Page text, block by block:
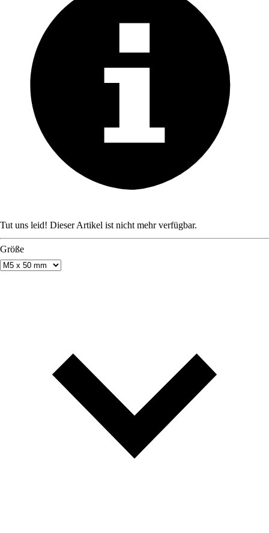
Tut uns leid! Dieser Artikel ist nicht mehr verfügbar.
Größe